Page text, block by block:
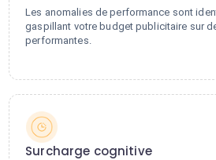
Les anomalies de performance sont
gaspillant votre budget publicitaire sur
performantes.
Surcharge cognitive